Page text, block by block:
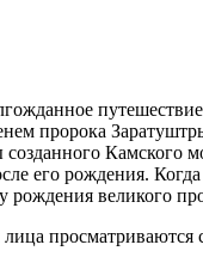
пророка
Камского
его рождения.
рождения великого
просматриваются